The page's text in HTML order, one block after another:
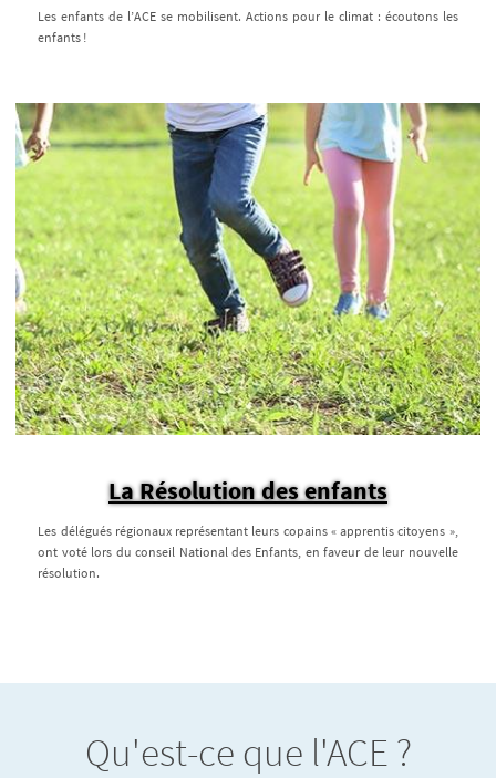
Les enfants de l’ACE se mobilisent. Actions pour le climat : écoutons les
enfants !
La Résolution des enfants
Les délégués régionaux représentant leurs copains « apprentis citoyens »,
ont voté lors du conseil National des Enfants, en faveur de leur nouvelle
résolution.
Qu'est-ce que l'ACE ?